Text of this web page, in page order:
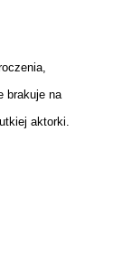
brakuje na
aktorki.